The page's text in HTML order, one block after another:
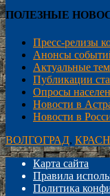
ПОЛЕЗНЫЕ
Пресс-релизы
Анонсы
Актуальные
Публикации
Опросы
Новости в
Новости в
ВОЛГОГРАД,
Карта сайта
Правила
Политика